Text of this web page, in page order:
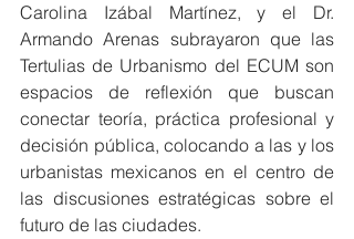
Carolina Izábal Martínez, y el Dr.
Armando Arenas subrayaron que las
Tertulias de Urbanismo del ECUM son
espacios de reflexión que buscan
conectar teoría, práctica profesional y
decisión pública, colocando a las y los
urbanistas mexicanos en el centro de
las discusiones estratégicas sobre el
futuro de las ciudades.